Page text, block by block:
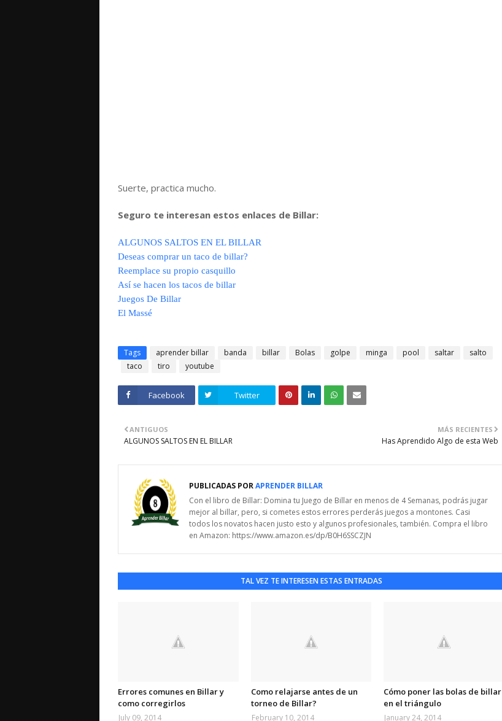
Suerte, practica mucho.
Seguro te interesan estos enlaces de Billar:
ALGUNOS SALTOS EN EL BILLAR
Deseas comprar un taco de billar?
Reemplace su propio casquillo
Así se hacen los tacos de billar
Juegos De Billar
El Massé
Tags aprender billar banda billar Bolas golpe minga pool saltar
salto
taco
tiro youtube
Facebook Twitter
MÁS RECIENTES
Has Aprendido Algo de esta Web
ANTIGUOS
ALGUNOS SALTOS EN EL BILLAR
PUBLICADAS PORAPRENDER BILLAR
Con el libro de Billar: Domina tu Juego de Billar en menos de 4 Semanas, podrás jugar
mejor al billar, pero, si cometes estos errores perderás juegos a montones. Casi
todos los novatos hacen justo esto y algunos profesionales, también. Compra el libro
en Amazon: https://www.amazon.es/dp/B0H6SSCZJN
TAL VEZ TE INTERESEN ESTAS ENTRADAS
Errores comunes en Billar y
como corregirlos
July 09, 2014
Como relajarse antes de un
torneo de Billar?
February 10, 2014
Cómo poner las bolas de billar
en el triángulo
January 24, 2014